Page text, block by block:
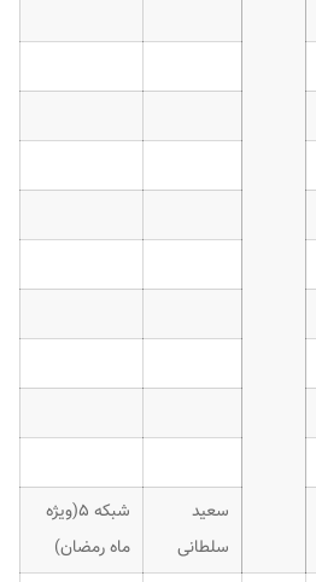
سعید
سلطانی
شبکه ۵(ویژه
ماه رمضان)